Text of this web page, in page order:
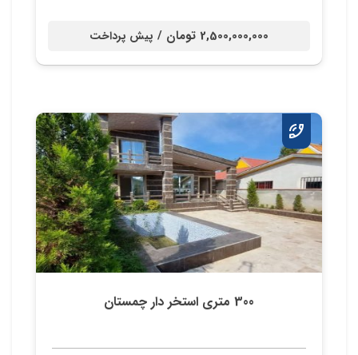
2,500,000,000 تومان / پیش پرداخت
300 متری استخر دار چمستان